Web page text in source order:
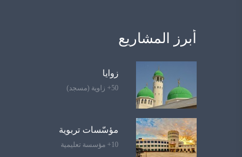
أبرز المشاريع
زوايا
50+ زاوية (مسجد)
مؤسّسات تربوية
10+ مؤسسة تعليمية